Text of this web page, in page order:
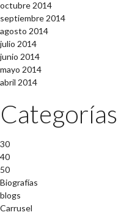
octubre 2014
septiembre 2014
agosto 2014
julio 2014
junio 2014
mayo 2014
abril 2014
Categorías
30
40
50
Biografías
blogs
Carrusel